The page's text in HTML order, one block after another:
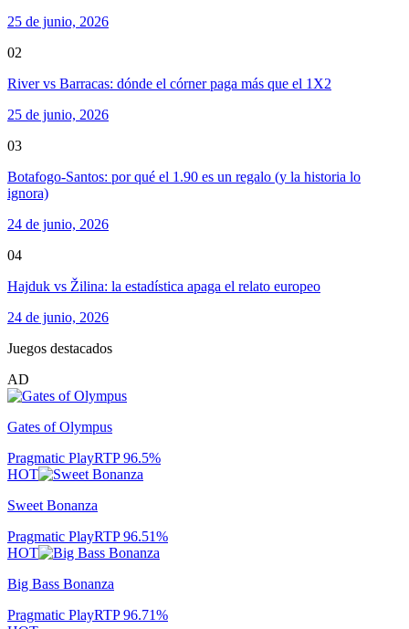
25 de junio, 2026
02
River vs Barracas: dónde el córner paga más que el 1X2
25 de junio, 2026
03
Botafogo-Santos: por qué el 1.90 es un regalo (y la historia lo
ignora)
24 de junio, 2026
04
Hajduk vs Žilina: la estadística apaga el relato europeo
24 de junio, 2026
Juegos destacados
AD
Gates of Olympus
Pragmatic PlayRTP96.5%
HOT
Sweet Bonanza
Pragmatic PlayRTP96.51%
HOT
Big Bass Bonanza
Pragmatic PlayRTP96.71%